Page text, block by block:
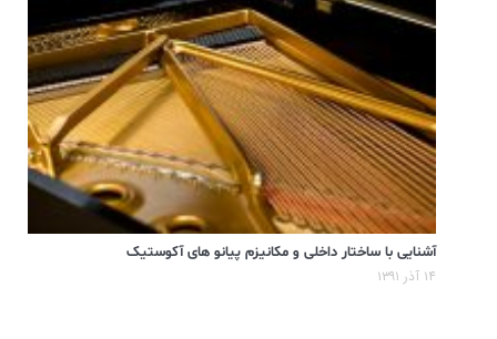
آشنایی با ساختار داخلی و مکانیزم پیانو های آکوستیک
۱۴ آذر ۱۳۹۱